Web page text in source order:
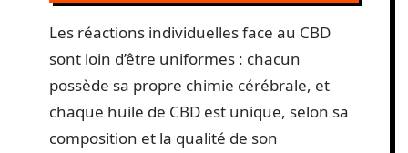
Les réactions individuelles face au CBD
sont loin d’être uniformes : chacun
possède sa propre chimie cérébrale, et
chaque huile de CBD est unique, selon sa
composition et la qualité de son